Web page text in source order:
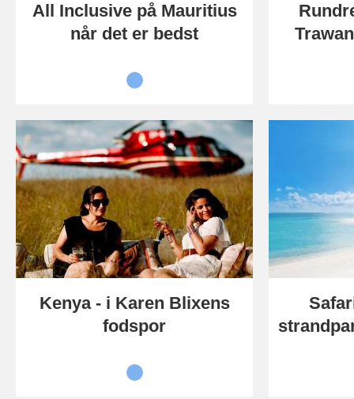
All Inclusive på Mauritius
når det er bedst
Kenya - i Karen Blixens
fodspor